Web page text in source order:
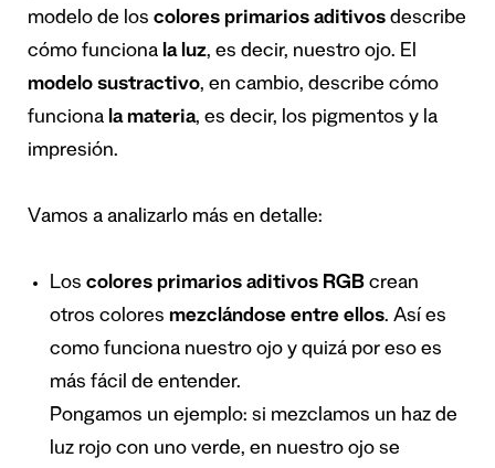
modelo de los colores primarios aditivos describe
cómo funciona la luz, es decir, nuestro ojo. El
modelo sustractivo, en cambio, describe cómo
funciona la materia, es decir, los pigmentos y la
impresión.
Vamos a analizarlo más en detalle:
Los colores primarios aditivos RGB crean
otros colores mezclándose entre ellos. Así es
como funciona nuestro ojo y quizá por eso es
más fácil de entender.
Pongamos un ejemplo: si mezclamos un haz de
luz rojo con uno verde, en nuestro ojo se